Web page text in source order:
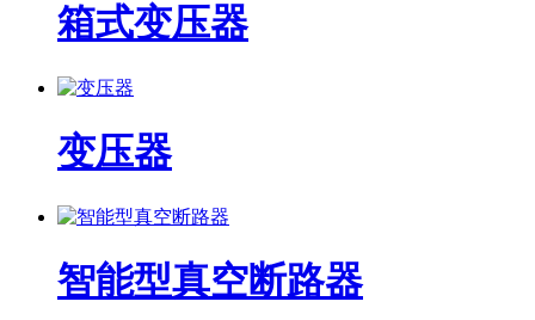
箱式变压器
变压器
智能型真空断路器